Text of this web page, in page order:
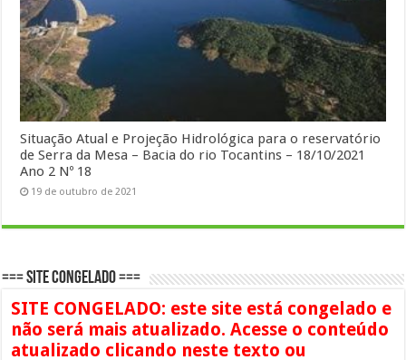
Situação Atual e Projeção Hidrológica para o reservatório
de Serra da Mesa – Bacia do rio Tocantins – 18/10/2021
Ano 2 Nº 18
19 de outubro de 2021
=== SITE CONGELADO ===
SITE CONGELADO: este site está congelado e
não será mais atualizado. Acesse o conteúdo
atualizado clicando neste texto ou